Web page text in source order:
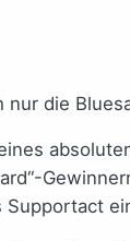
nur die
Supportact